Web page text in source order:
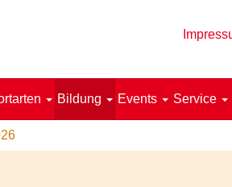
Bildung Events Service